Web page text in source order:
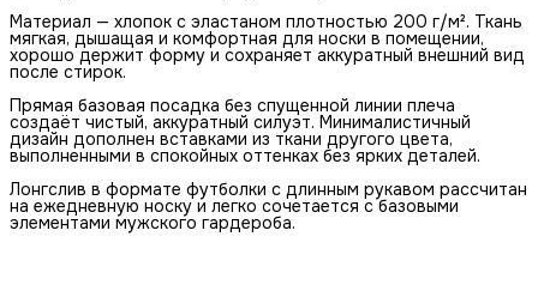
Материал — хлопок с эластаном плотностью 200 г/м². Ткань
мягкая, дышащая и комфортная для носки в помещении,
хорошо держит форму и сохраняет аккуратный внешний вид
после стирок.
Прямая базовая посадка без спущенной линии плеча
создаёт чистый, аккуратный силуэт. Минималистичный
дизайн дополнен вставками из ткани другого цвета,
выполненными в спокойных оттенках без ярких деталей.
Лонгслив в формате футболки с длинным рукавом рассчитан
на ежедневную носку и легко сочетается с базовыми
элементами мужского гардероба.